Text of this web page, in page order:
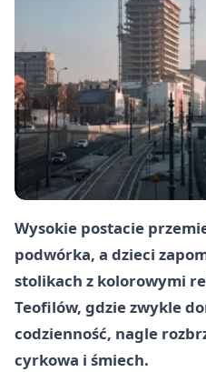
Wysokie postacie
podwórka, a dzieci
stolikach z kolorowymi
Teofilów, gdzie zwykle
codzienność, nagle
cyrkowa i śmiech.